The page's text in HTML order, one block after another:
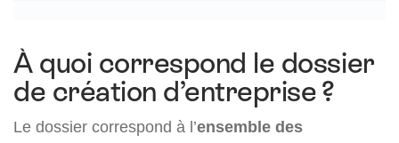
À quoi correspond le dossier
de création d’entreprise ?
Le dossier correspond à l’ensemble des